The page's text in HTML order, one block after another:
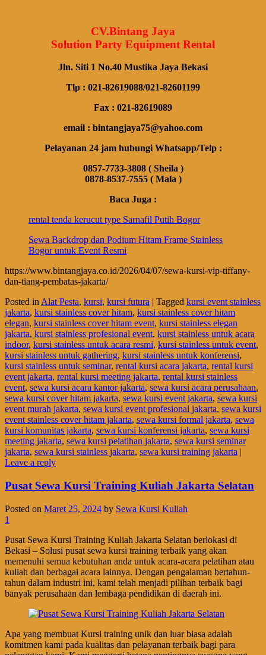
CV.Bintang Jaya
Solution Party Equipment Rental
Jln. Siti 1 No.40 Mustika Jaya Bekasi
Tlp : 021-82619088/021-82601199
Fax : 021-82619089
email : bintangjaya75@yahoo.com
Pelayanan 24 jam hubungi Whatsapp/Telp :
0857-7733-3808 ( Sheila )
0878-8537-7555 ( Mala )
Baca Juga :
rental tenda kerucut type Sarnafil Putih Bogor
Sewa Backdrop dan Podium Hitam Frame Stainless
Bogor untuk Event Resmi
https://www.bintangjaya.co.id/2026/04/07/sewa-kursi-vip-tiffany-
dan-tiang-pembatas-jakarta/
Posted in Alat Pesta, kursi, kursi futura | Tagged kursi event stainless
jakarta, kursi stainless cover hitam, kursi stainless cover hitam
elegan, kursi stainless cover hitam event, kursi stainless elegan
jakarta, kursi stainless profesional event, kursi stainless untuk acara
indoor, kursi stainless untuk acara resmi, kursi stainless untuk event,
kursi stainless untuk gathering, kursi stainless untuk konferensi,
kursi stainless untuk seminar, rental kursi acara jakarta, rental kursi
event jakarta, rental kursi meeting jakarta, rental kursi stainless
event, sewa kursi acara kantor jakarta, sewa kursi acara perusahaan,
sewa kursi cover hitam jakarta, sewa kursi event jakarta, sewa kursi
event murah jakarta, sewa kursi event profesional jakarta, sewa kursi
event stainless cover hitam jakarta, sewa kursi formal jakarta, sewa
kursi komunitas jakarta, sewa kursi konferensi jakarta, sewa kursi
meeting jakarta, sewa kursi pelatihan jakarta, sewa kursi seminar
jakarta, sewa kursi stainless jakarta, sewa kursi training jakarta |
Leave a reply
Pusat Sewa Kursi Training Kuliah Jakarta Selatan
Posted on Maret 25, 2024 by Sewa Kursi Kuliah
1
Pusat Sewa Kursi Training Kuliah Jakarta Selatan berlokasi di
Bekasi – Solusi pusat sewa kursi training terbaik yang akan
memenuhi semua kebutuhan anda untuk acara-acara pelatihan atau
kuliah dan berbagai acara lainnya. Dengan pengalaman bertahun-
tahun dalam industri ini, kami telah menjadi pilihan terbaik bagi
banyak perusahaan dan lembaga pendidikan di daerah ini.
Apa yang membuat Kursi training unik dan luar biasa adalah
komitmen kami pada kualitas dan pelayanan terbaik bagi para